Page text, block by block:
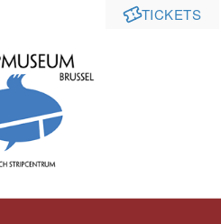
TICKETS